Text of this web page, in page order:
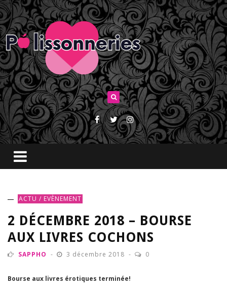
ACTU / EVÈNEMENT
2 DÉCEMBRE 2018 – BOURSE
AUX LIVRES COCHONS
SAPPHO 3 décembre 2018 0
Bourse aux livres érotiques terminée!